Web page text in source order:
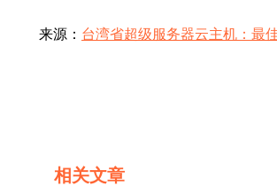
来源： 台湾省超级服务器云主机：最
相关文章